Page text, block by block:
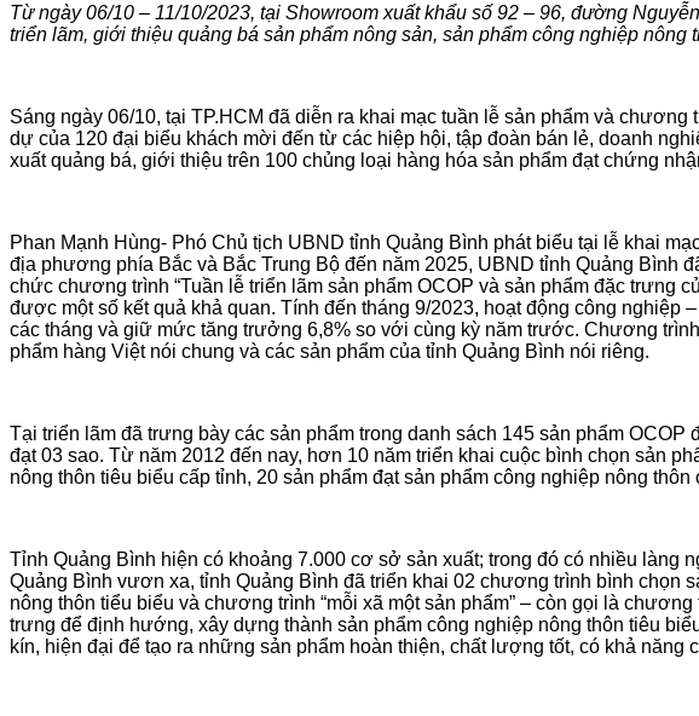
Từ ngày 06/10 – 11/10/2023, tại Showroom xuất khẩu số 92 – 96, đường
triển lãm, giới thiệu quảng bá sản phẩm nông sản, sản phẩm công nghiệp
Sáng ngày 06/10, tại TP.HCM đã diễn ra khai mạc tuần lễ sản phẩm và
dự của 120 đại biểu khách mời đến từ các hiệp hội, tập đoàn bán lẻ, doanh
xuất quảng bá, giới thiệu trên 100 chủng loại hàng hóa sản phẩm đạt chứng
Phan Mạnh Hùng- Phó Chủ tịch UBND tỉnh Quảng Bình phát biểu tại lễ khai
địa phương phía Bắc và Bắc Trung Bộ đến năm 2025, UBND tỉnh Quảng Bình
chức chương trình “Tuần lễ triển lãm sản phẩm OCOP và sản phẩm đặc trưng
được một số kết quả khả quan. Tính đến tháng 9/2023, hoạt động công
các tháng và giữ mức tăng trưởng 6,8% so với cùng kỳ năm trước. Chương
phẩm hàng Việt nói chung và các sản phẩm của tỉnh Quảng Bình nói riêng.
Tại triển lãm đã trưng bày các sản phẩm trong danh sách 145 sản phẩm
đạt 03 sao. Từ năm 2012 đến nay, hơn 10 năm triển khai cuộc bình chọn sản
nông thôn tiêu biểu cấp tỉnh, 20 sản phẩm đạt sản phẩm công nghiệp nông
Tỉnh Quảng Bình hiện có khoảng 7.000 cơ sở sản xuất; trong đó có nhiều
Quảng Bình vươn xa, tỉnh Quảng Bình đã triển khai 02 chương trình bình chọn
nông thôn tiểu biểu và chương trình “mỗi xã một sản phẩm” – còn gọi là
trưng để định hướng, xây dựng thành sản phẩm công nghiệp nông thôn tiêu
kín, hiện đại để tạo ra những sản phẩm hoàn thiện, chất lượng tốt, có khả năng